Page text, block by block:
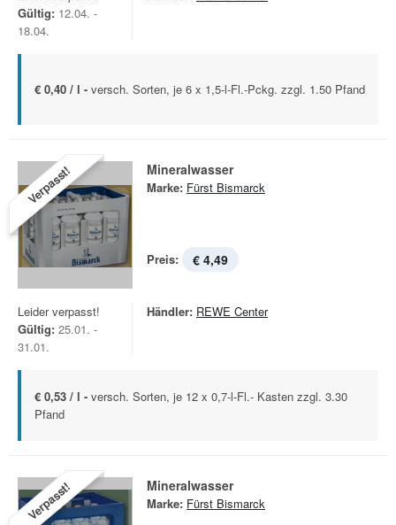
Gültig: 12.04. -
18.04.
€ 0,40 / l - versch. Sorten, je 6 x 1,5-l-Fl.-Pckg. zzgl. 1.50 Pfand
Verpasst! Mineralwasser
Marke: Fürst Bismarck
Preis: € 4,49
Leider verpasst!
Gültig: 25.01. -
31.01.
Händler: REWE Center
€ 0,53 / l - versch. Sorten, je 12 x 0,7-l-Fl.- Kasten zzgl. 3.30
Pfand
Verpasst! Mineralwasser
Marke: Fürst Bismarck